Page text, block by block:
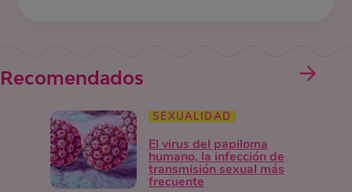
Recomendados
SEXUALIDAD
El virus del papiloma
humano, la infección de
transmisión sexual más
frecuente